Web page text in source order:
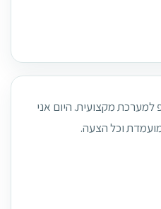
למערכת מקצועית. היום אני
וכל הצעה.